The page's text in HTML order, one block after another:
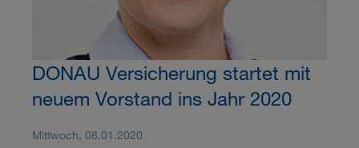
DONAU Versicherung startet mit
neuem Vorstand ins Jahr 2020
Mittwoch, 08.01.2020